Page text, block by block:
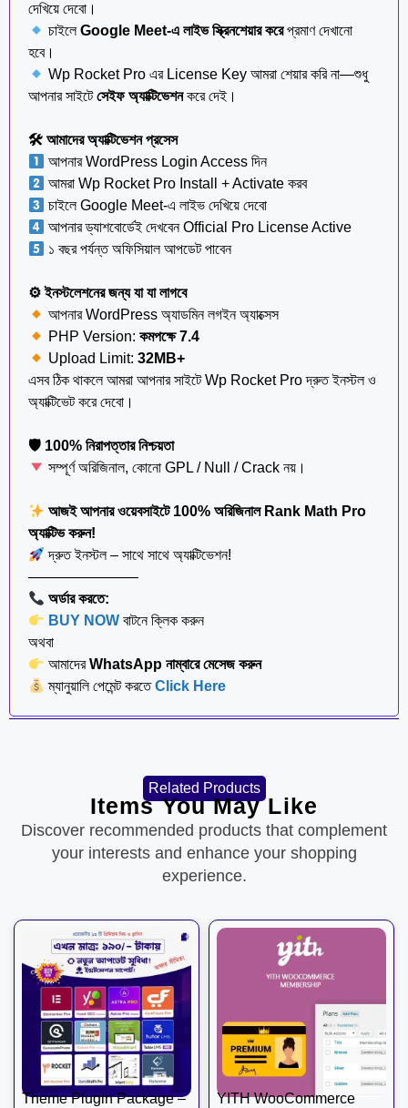
দেখিয়ে দেবো।
চাইলেGoogle Meet-এ লাইভ স্ক্রিনশেয়ার করেপ্রমাণ দেখানো
হবে।
Wp Rocket Pro এর License Key আমরা শেয়ার করি না—শুধু
আপনার সাইটেসেইফ অ্যাক্টিভেশনকরে দেই।
🛠 আমাদের অ্যাক্টিভেশন প্রসেস
আপনার WordPress Login Access দিন
আমরা Wp Rocket Pro Install + Activate করব
চাইলে Google Meet-এ লাইভ দেখিয়ে দেবো
আপনার ড্যাশবোর্ডেই দেখবেন Official Pro License Active
১ বছর পর্যন্ত অফিসিয়াল আপডেট পাবেন
⚙ ইনস্টলেশনের জন্য যা যা লাগবে
আপনার WordPress অ্যাডমিন লগইন অ্যাক্সেস
PHP Version:কমপক্ষে 7.4
Upload Limit:32MB+
এসব ঠিক থাকলে আমরা আপনার সাইটে Wp Rocket Pro দ্রুত ইনস্টল ও
অ্যাক্টিভেট করে দেবো।
🛡 100% নিরাপত্তার নিশ্চয়তা
সম্পূর্ণ অরিজিনাল, কোনো GPL / Null / Crack নয়।
আজই আপনার ওয়েবসাইটে 100% অরিজিনাল Rank Math Pro
অ্যাক্টিভ করুন!
দ্রুত ইনস্টল – সাথে সাথে অ্যাক্টিভেশন!
———————–
অর্ডার করতে:
BUY NOW বাটনে ক্লিক করুন
অথবা
আমাদেরWhatsApp নাম্বারে মেসেজ করুন
ম্যানুয়ালি পেমেন্ট করতেClick Here
Related Products
Items You May Like
Discover recommended products that complement
your interests and enhance your shopping
experience.
Theme Plugin Package –
YITH WooCommerce